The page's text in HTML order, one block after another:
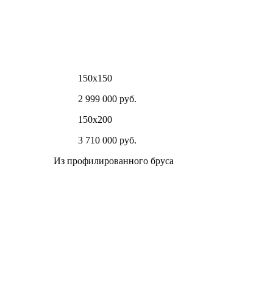
150х150
2 999 000 руб.
150х200
3 710 000 руб.
Из профилированного бруса